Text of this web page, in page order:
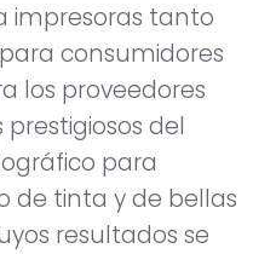
impresoras tanto
consumidores
los proveedores
del
para
de tinta y de bellas
resultados se